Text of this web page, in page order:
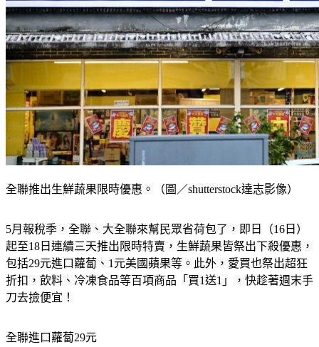
起至18日連續三天推出限時特賣，生鮮蔬果皆祭出下殺優惠，
包括29元進口蘿蔔、1元美國蘋果等。此外，愛買也祭出超狂
折扣，飲料、冷凍食品等百項商品「買1送1」，快趁著週末手
刀去撿便宜！